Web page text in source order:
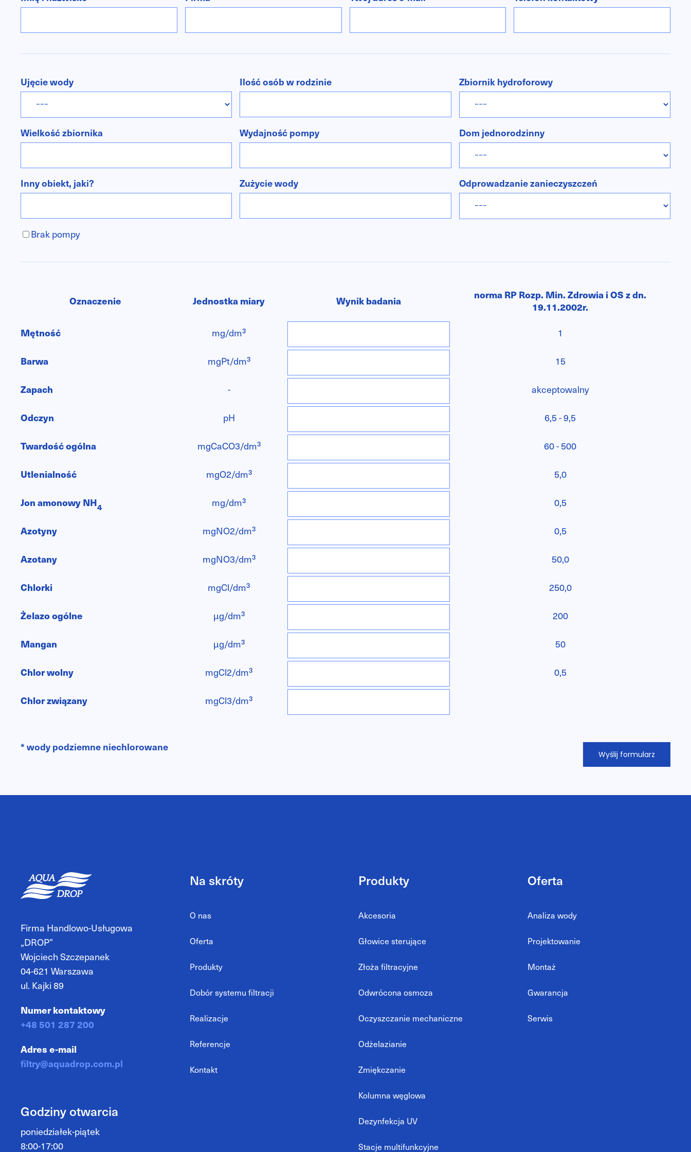
Ujęcie wody Ilość osób w rodzinie Zbiornik hydroforowy
Wielkość zbiornika Wydajność pompy Dom jednorodzinny
Inny obiekt, jaki? Zużycie wody Odprowadzanie zanieczyszczeń
Brak pompy
Oznaczenie Jednostka miary Wynik badania
norma RP Rozp. Min. Zdrowia i OS z dn.
19.11.2002r.
Mętność
mg/dm³ 1
Barwa mgPt/dm³ 15
Zapach - akceptowalny
Odczyn pH 6,5 - 9,5
Twardość ogólna mgCaCO3/dm³ 60 - 500
Utlenialność mgO2/dm³ 5,0
Jon amonowy NH4 mg/dm³ 0,5
Azotyny mgNO2/dm³ 0,5
Azotany mgNO3/dm³ 50,0
Chlorki mgCl/dm³ 250,0
Żelazo ogólne µg/dm³ 200
Mangan µg/dm³ 50
Chlor wolny mgCl2/dm³ 0,5
Chlor związany mgCl3/dm³
* wody podziemne niechlorowane
Firma Handlowo-Usługowa
„DROP”
Wojciech Szczepanek
04-621 Warszawa
ul. Kajki 89
Numer kontaktowy
+48 501 287 200
Adres e-mail
filtry@aquadrop.com.pl
Godziny otwarcia
poniedziałek-piątek
8:00-17:00
Na skróty
O nas
Oferta
Produkty
Dobór systemu filtracji
Realizacje
Referencje
Kontakt
Produkty
Akcesoria
Głowice sterujące
Złoża filtracyjne
Odwrócona osmoza
Oczyszczanie mechaniczne
Odżelazianie
Zmiękczanie
Kolumna węglowa
Dezynfekcja UV
Stacje multifunkcyjne
Oferta
Analiza wody
Projektowanie
Montaż
Gwarancja
Serwis